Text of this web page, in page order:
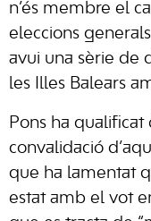
n’és membre el
eleccions
avui una sèrie de
les Illes Balears
Pons ha qualificat
convalidació
que ha lamentat
estat amb el vot